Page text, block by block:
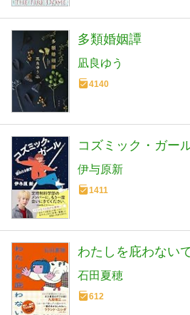
多類婚姻譚
凪良ゆう
4140
コズミック・ガー
伊与原新
1411
わたしを庇わない
石田夏穂
612